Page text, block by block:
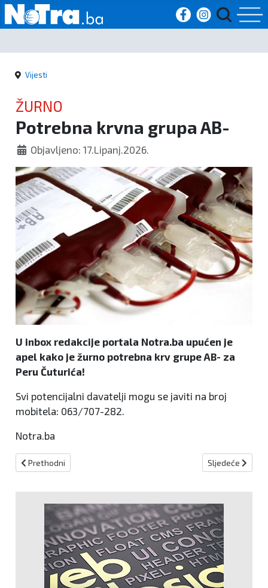
Početna
Vijesti
Sport
Kultura
Crna
kronika
Politika
Zanimljivosti
Vijesti
ŽURNO
Potrebna krvna grupa AB-
Objavljeno: 17.Lipanj.2026.
U inbox redakcije portala Notra.ba upućen je
apel kako je žurno potrebna krv grupe AB- za
Peru Čuturića!
Svi potencijalni davatelji mogu se javiti na broj
mobitela: 063/707-282.
Notra.ba
Prethodni članak: MUP KSB smiruje tenzije zbog zastava:
Prethodni Sljedeći
Sljedeće